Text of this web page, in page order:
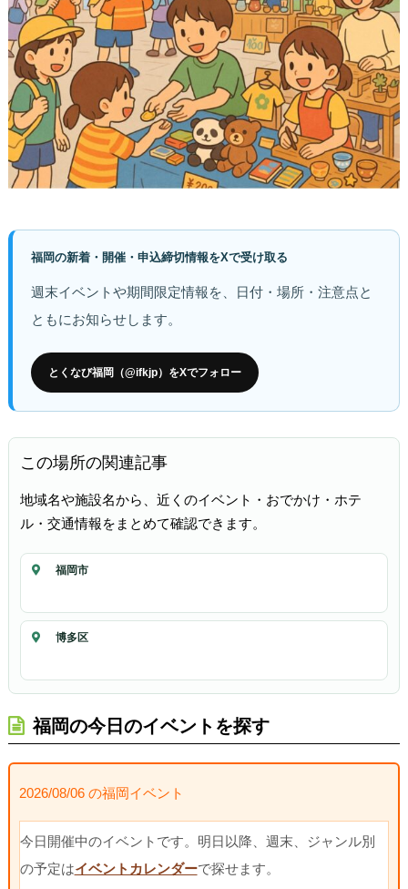
福岡の新着・開催・申込締切情報をXで受け取る
週末イベントや期間限定情報を、日付・場所・注意点と
ともにお知らせします。
とくなび福岡（@ifkjp）をXでフォロー
この場所の関連記事
地域名や施設名から、近くのイベント・おでかけ・ホテ
ル・交通情報をまとめて確認できます。
福岡市
博多区
福岡の今日のイベントを探す
2026/08/06 の福岡イベント
今日開催中のイベントです。明日以降、週末、ジャンル別
の予定はイベントカレンダーで探せます。